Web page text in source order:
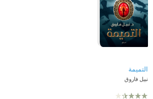
التميمة
نبيل فاروق